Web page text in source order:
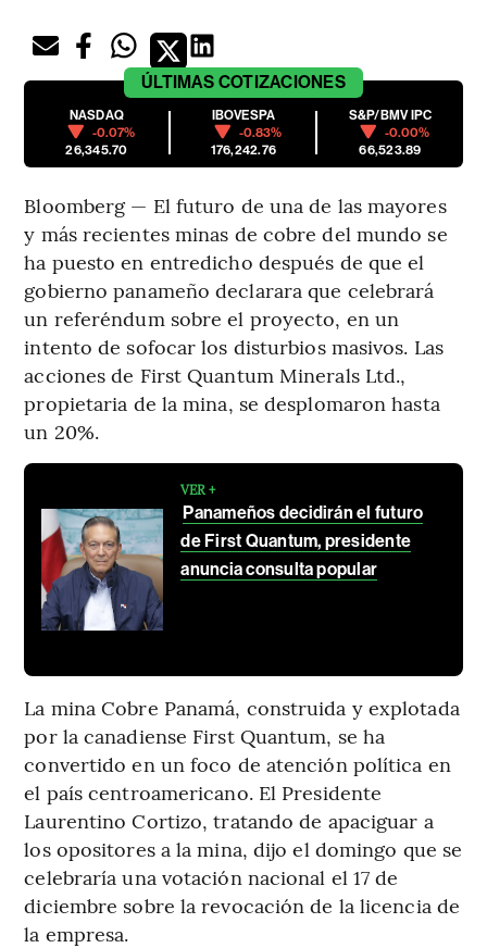
ÚLTIMAS COTIZACIONES
NASDAQ
-0.07%
26,345.70
IBOVESPA
-0.83%
176,242.76
S&P/BMV IPC
-0.00%
66,523.89
Bloomberg — El futuro de una de las mayores
y más recientes minas de cobre del mundo se
ha puesto en entredicho después de que el
gobierno panameño declarara que celebrará
un referéndum sobre el proyecto, en un
intento de sofocar los disturbios masivos. Las
acciones de First Quantum Minerals Ltd.,
propietaria de la mina, se desplomaron hasta
un 20%.
VER +
Panameños decidirán el futuro
de First Quantum, presidente
anuncia consulta popular
La mina Cobre Panamá, construida y explotada
por la canadiense First Quantum, se ha
convertido en un foco de atención política en
el país centroamericano. El Presidente
Laurentino Cortizo, tratando de apaciguar a
los opositores a la mina, dijo el domingo que se
celebraría una votación nacional el 17 de
diciembre sobre la revocación de la licencia de
la empresa.